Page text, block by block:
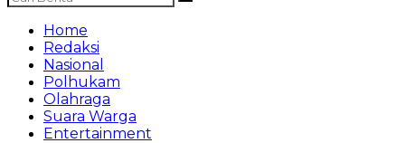
Home
Redaksi
Nasional
Polhukam
Olahraga
Suara Warga
Entertainment